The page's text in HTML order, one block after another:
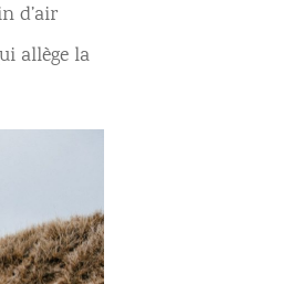
d’air
allège la